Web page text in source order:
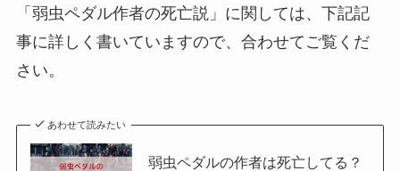
「弱虫ペダル作者の死亡説」に関しては、下記記
事に詳しく書いていますので、合わせてご覧くだ
さい。
あわせて読みたい
弱虫ペダルの作者は死亡してる？